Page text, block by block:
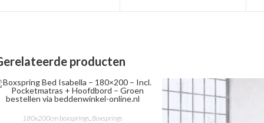
producten
180x200cm boxsprings, Boxsprings